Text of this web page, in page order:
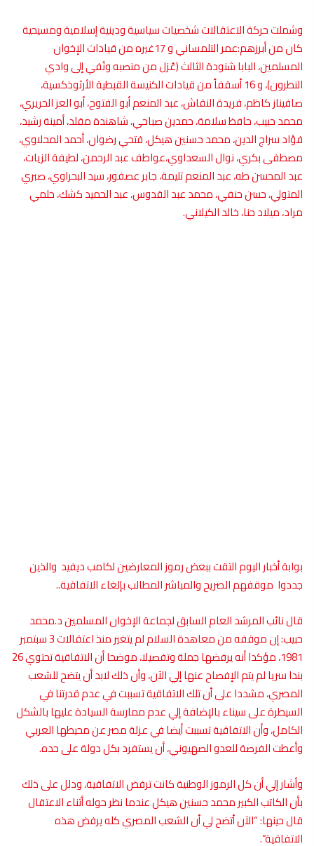
وشملت حركة الاعتقالات شخصيات سياسية ودينية إسلامية ومسيحية
كان من أبرزهم:عمر التلمساني و 17غيره من قيادات الإخوان
المسلمين، البابا شنودة الثالث (عُزل من منصبه ونُفي إلى وادي
النطرون)، و 16 أسقفاً من قيادات الكنيسة القبطية الأرثوذكسية،
صافيناز كاظم، فريدة النقاش، عبد المنعم أبو الفتوح، أبو العز الحريري،
محمد حبيب، حافظ سلامة، حمدين صباحي، شاهندة مقلد، أمينة رشيد،
فؤاد سراج الدين، محمد حسنين هيكل، فتحي رضوان، أحمد المحلاوي،
مصطفى بكري، نوال السعداوي،عواطف عبد الرحمن، لطيفة الزيات،
عبد المحسن طه، عبد المنعم تليمة، جابر عصفور، سيد البحراوي، صبري
المتولي، حسن حنفي، محمد عبد القدوس، عبد الحميد كشك، حلمي
مراد، ميلاد حنا، خالد الكيلاني.
بوابة أخبار اليوم التقت ببعض رموز المعارضين لكامب ديفيد والذين
جددوا موقفهم الصريح والمباشر المطالب بإلغاء الاتفاقية..
قال نائب المرشد العام السابق لجماعة الإخوان المسلمين د.محمد
حبيب: إن موقفه من معاهدة السلام لم يتغير منذ اعتقالات 3 سبتمبر
1981، مؤكدا أنه يرفضها جملة وتفصيلا، موضحا أن الاتفاقية تحتوي 26
بندا سريا لم يتم الإفصاح عنها إلي الآن، وأن ذلك لابد أن يتضح للشعب
المصري، مشددا على أن تلك الاتفاقية تسببت في عدم قدرتنا في
السيطرة على سيناء بالإضافة إلي عدم ممارسة السيادة عليها بالشكل
الكامل، وأن الاتفاقية تسببت أيضا في عزلة مصر عن محيطها العربي
وأعطت الفرصة للعدو الصهيوني، أن يستفرد بكل دولة على حده.
وأشار إلي أن كل الرموز الوطنية كانت ترفض الاتفاقية، ودلل على ذلك
بأن الكاتب الكبير محمد حسنين هيكل عندما نظر حوله أثناء الاعتقال
قال حينها: “الآن أتضح لي أن الشعب المصري كله يرفض هذه
الاتفاقية”.